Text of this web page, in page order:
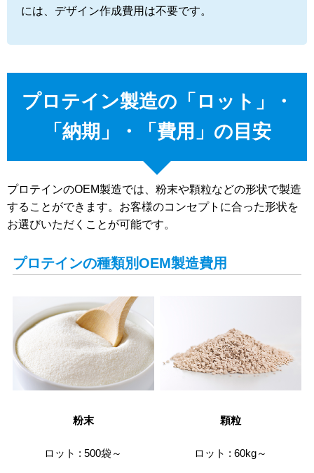
には、デザイン作成費用は不要です。
プロテイン製造の「ロット」・
「納期」・「費用」の目安
プロテインのOEM製造では、粉末や顆粒などの形状で製造
することができます。お客様のコンセプトに合った形状を
お選びいただくことが可能です。
プロテインの種類別OEM製造費用
粉末
ロット : 500袋～
顆粒
ロット : 60kg～